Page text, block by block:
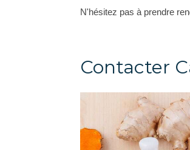
N'hésitez pas à prendre
Contacter